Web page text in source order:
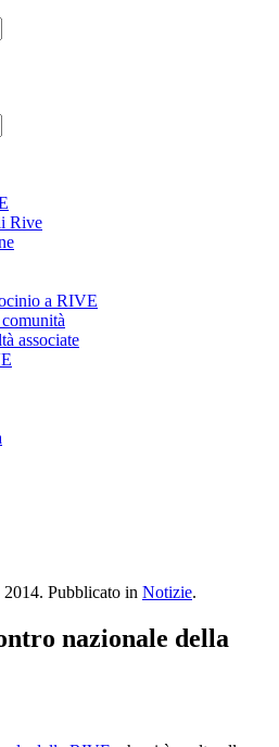
Rive
a RIVE
associate
2014. Pubblicato in Notizie.
nazionale della